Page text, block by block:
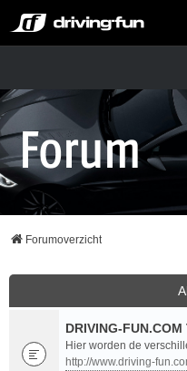
Forumoverzicht
DRIVING-
Hier worden de
http://www.driving-